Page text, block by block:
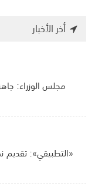
أخر الأخبار
مجلس الوزراء:
«التطبيقي»: تقديم